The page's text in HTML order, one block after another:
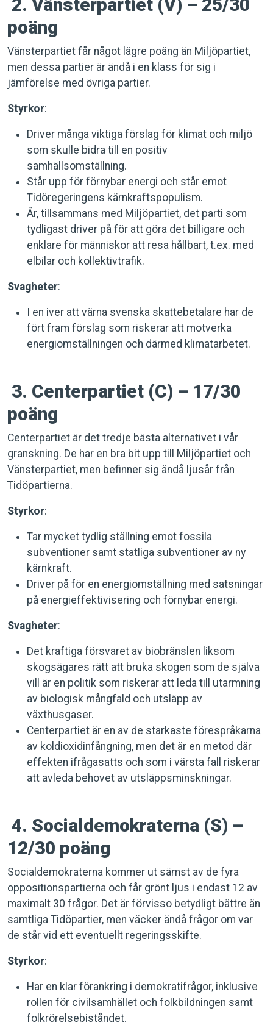
2. Vänsterpartiet (V) – 25/30
poäng
Vänsterpartiet får något lägre poäng än Miljöpartiet,
men dessa partier är ändå i en klass för sig i
jämförelse med övriga partier.
Styrkor:
Driver många viktiga förslag för klimat och miljö
som skulle bidra till en positiv
samhällsomställning.
Står upp för förnybar energi och står emot
Tidöregeringens kärnkraftspopulism.
Är, tillsammans med Miljöpartiet, det parti som
tydligast driver på för att göra det billigare och
enklare för människor att resa hållbart, t.ex. med
elbilar och kollektivtrafik.
Svagheter:
I en iver att värna svenska skattebetalare har de
fört fram förslag som riskerar att motverka
energiomställningen och därmed klimatarbetet.
3. Centerpartiet (C) – 17/30
poäng
Centerpartiet är det tredje bästa alternativet i vår
granskning. De har en bra bit upp till Miljöpartiet och
Vänsterpartiet, men befinner sig ändå ljusår från
Tidöpartierna.
Styrkor:
Tar mycket tydlig ställning emot fossila
subventioner samt statliga subventioner av ny
kärnkraft.
Driver på för en energiomställning med satsningar
på energieffektivisering och förnybar energi.
Svagheter:
Det kraftiga försvaret av biobränslen liksom
skogsägares rätt att bruka skogen som de själva
vill är en politik som riskerar att leda till utarmning
av biologisk mångfald och utsläpp av
växthusgaser.
Centerpartiet är en av de starkaste förespråkarna
av koldioxidinfångning, men det är en metod där
effekten ifrågasatts och som i värsta fall riskerar
att avleda behovet av utsläppsminskningar.
4. Socialdemokraterna (S) –
12/30 poäng
Socialdemokraterna kommer ut sämst av de fyra
oppositionspartierna och får grönt ljus i endast 12 av
maximalt 30 frågor. Det är förvisso betydligt bättre än
samtliga Tidöpartier, men väcker ändå frågor om var
de står vid ett eventuellt regeringsskifte.
Styrkor:
Har en klar förankring i demokratifrågor, inklusive
rollen för civilsamhället och folkbildningen samt
folkrörelsebiståndet.